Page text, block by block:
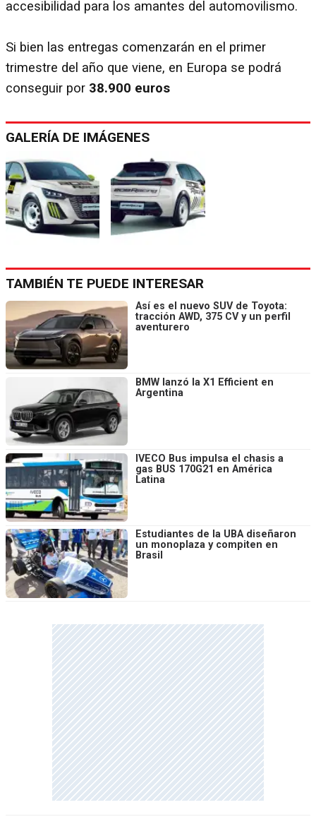
accesibilidad para los amantes del automovilismo.
Si bien las entregas comenzarán en el primer
trimestre del año que viene, en Europa se podrá
conseguir por 38.900 euros
GALERÍA DE IMÁGENES
TAMBIÉN TE PUEDE INTERESAR
Así es el nuevo SUV de Toyota:
tracción AWD, 375 CV y un perfil
aventurero
BMW lanzó la X1 Efficient en
Argentina
IVECO Bus impulsa el chasis a
gas BUS 170G21 en América
Latina
Estudiantes de la UBA diseñaron
un monoplaza y compiten en
Brasil